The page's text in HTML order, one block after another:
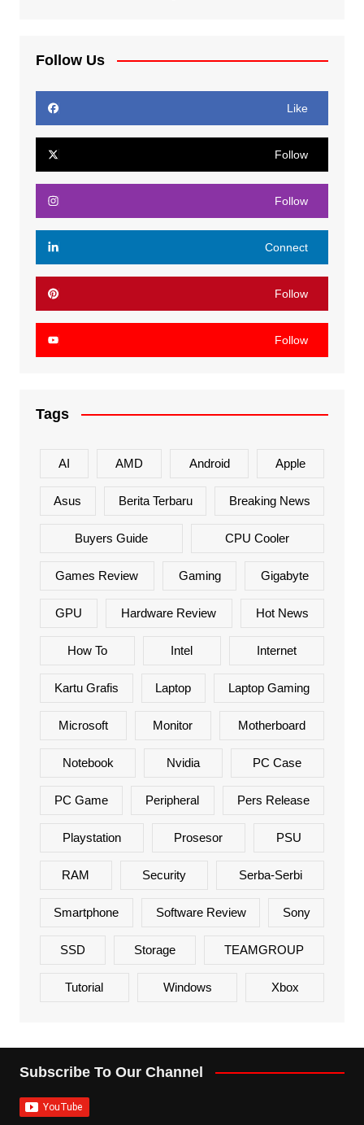
Follow Us
Like
Follow
Follow
Connect
Follow
Follow
Tags
AI AMD Android Apple
Asus Berita Terbaru Breaking News
Buyers Guide CPU Cooler
Games Review Gaming Gigabyte
GPU Hardware Review Hot News
How To Intel Internet
Kartu Grafis Laptop Laptop Gaming
Microsoft Monitor Motherboard
Notebook Nvidia PC Case
PC Game Peripheral Pers Release
Playstation Prosesor PSU
RAM Security Serba-Serbi
Smartphone Software Review Sony
SSD Storage TEAMGROUP
Tutorial Windows Xbox
Subscribe To Our Channel